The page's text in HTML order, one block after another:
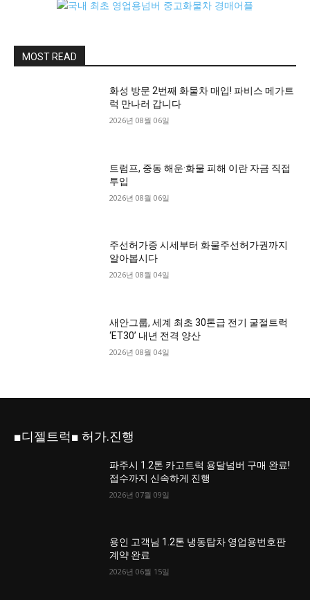
MOST READ
화성 방문 2번째 화물차 매입! 파비스 메가트
럭 만나러 갑니다
2026년 08월 06일
트럼프, 중동 해운·화물 피해 이란 자금 직접
투입
2026년 08월 06일
주선허가증 시세부터 화물주선허가권까지
알아봅시다
2026년 08월 04일
새안그룹, 세계 최초 30톤급 전기 굴절트럭
‘ET30’ 내년 전격 양산
2026년 08월 04일
■디젤트럭■ 허가.진행
파주시 1.2톤 카고트럭 용달넘버 구매 완료!
접수까지 신속하게 진행
2026년 07월 09일
용인 고객님 1.2톤 냉동탑차 영업용번호판
계약 완료
2026년 06월 15일